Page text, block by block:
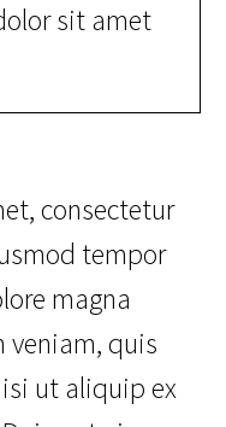
sit amet
consectetur
tempor
magna
quis
ut aliquip ex